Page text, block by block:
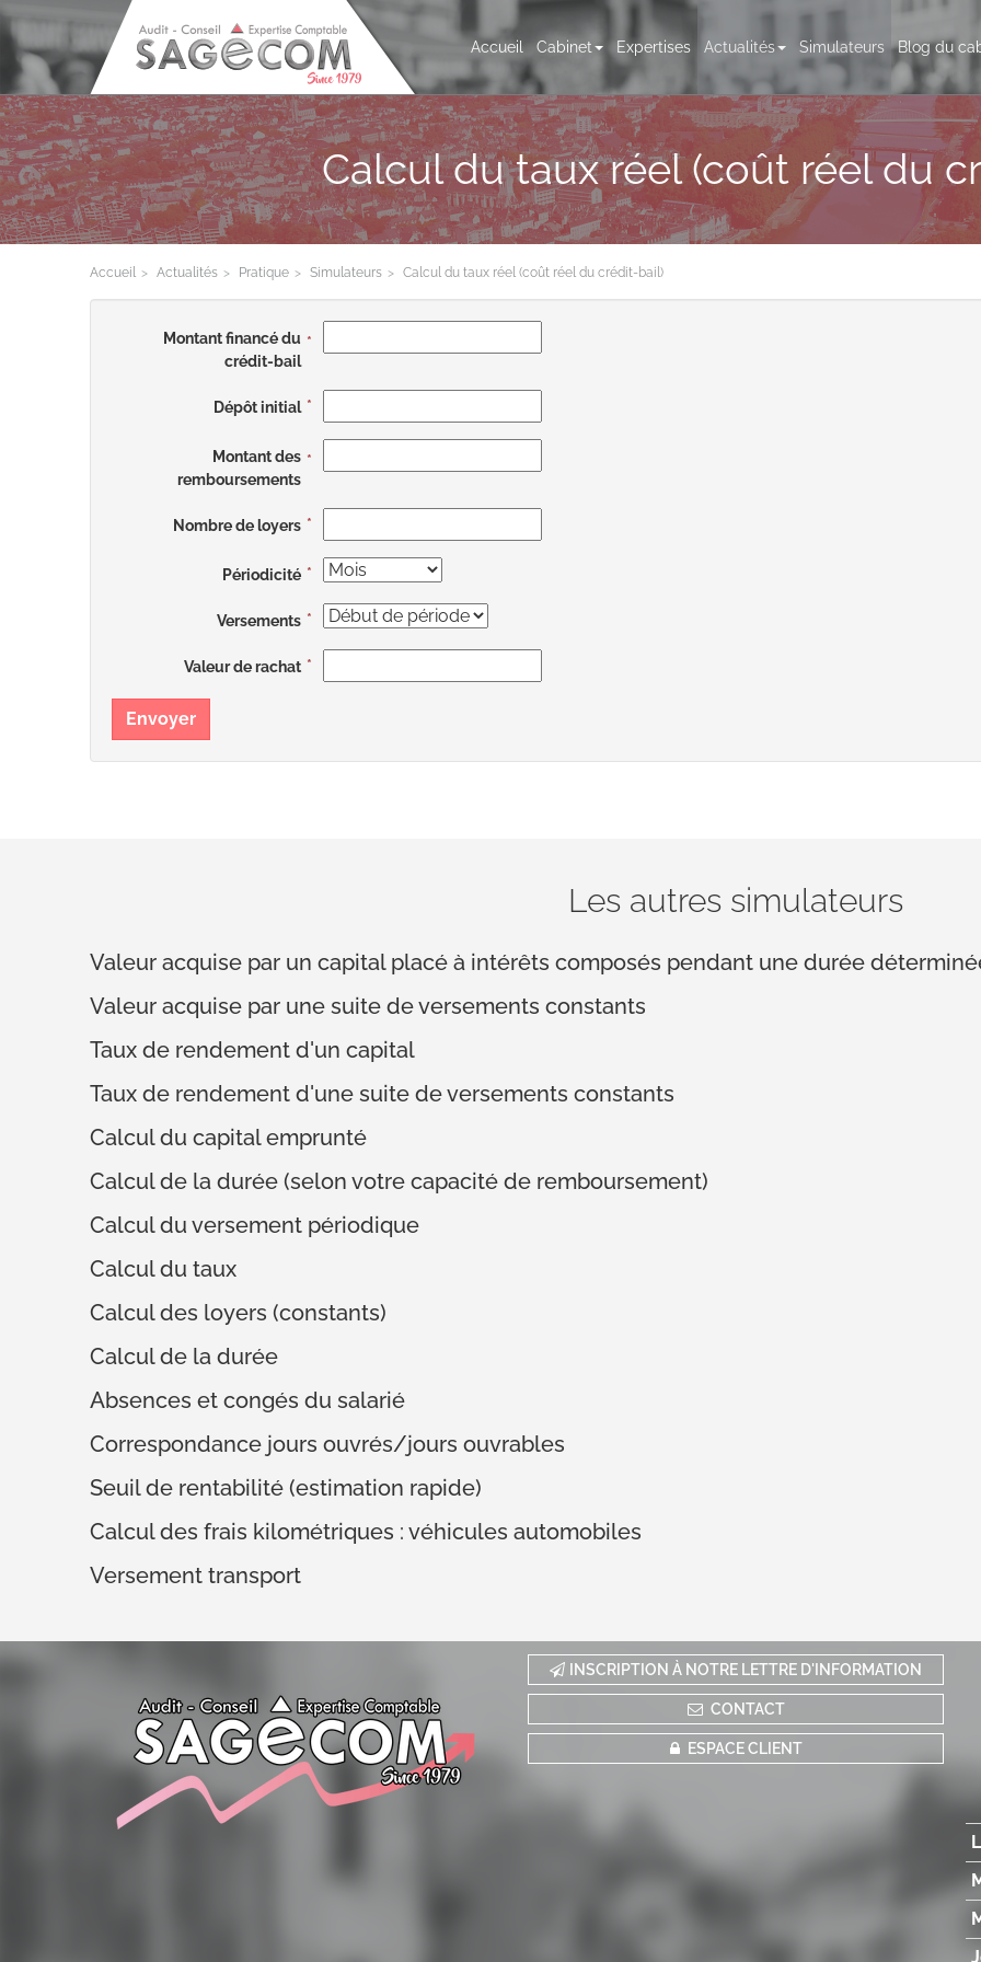
Accueil Cabinet Expertises Actualités Simulateurs Blog du
Calcul du taux réel (coût réel du
Accueil Actualités Pratique Simulateurs Calcul du taux réel (coût réel du crédit-bail)
Montant financé du
crédit-bail
Dépôt initial
Montant des
remboursements
Nombre de loyers
Périodicité
Versements
Valeur de rachat
Envoyer
Les autres simulateurs
Valeur acquise par un capital placé à intérêts composés pendant une durée
Valeur acquise par une suite de versements constants
Taux de rendement d'un capital
Taux de rendement d'une suite de versements constants
Calcul du capital emprunté
Calcul de la durée (selon votre capacité de remboursement)
Calcul du versement périodique
Calcul du taux
Calcul des loyers (constants)
Calcul de la durée
Absences et congés du salarié
Correspondance jours ouvrés/jours ouvrables
Seuil de rentabilité (estimation rapide)
Calcul des frais kilométriques : véhicules automobiles
Versement transport
INSCRIPTION À NOTRE LETTRE D'INFORMATION
CONTACT
ESPACE CLIENT